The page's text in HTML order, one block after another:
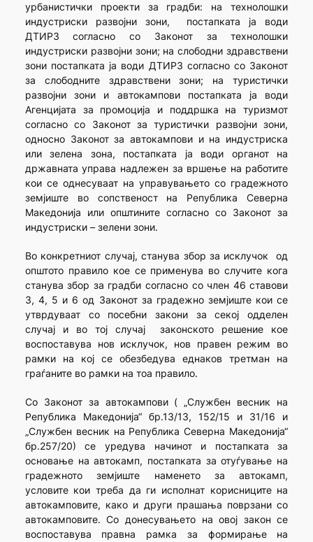
урбанистички проекти за градби: на технолошки
индустриски развојни зони, постапката ја води
ДТИРЗ согласно со Законот за технолошки
индустриски развојни зони; на слободни здравствени
зони постапката ја води ДТИРЗ согласно со Законот
за слободните здравствени зони; на туристички
развојни зони и автокампови постапката ја води
Агенцијата за промоција и поддршка на туризмот
согласно со Законот за туристички развојни зони,
односно Законот за автокампови и на индустриска
или зелена зона, постапката ја води органот на
државната управа надлежен за вршење на работите
кои се однесуваат на управувањето со градежното
земјиште во сопственост на Република Северна
Македонија или општините согласно со Законот за
индустриски – зелени зони.
Во конкретниот случај, станува збор за исклучок од
општото правило кое се применува во случите кога
станува збор за градби согласно со член 46 ставови
3, 4, 5 и 6 од Законот за градежно земјиште кои се
утврдуваат со посебни закони за секој одделен
случај и во тој случај законското решение кое
воспоставува нов исклучок, нов правен режим во
рамки на кој се обезбедува еднаков третман на
граѓаните во рамки на тоа правило.
Со Законот за автокампови ( „Службен весник на
Република Македонија“ бр.13/13, 152/15 и 31/16 и
„Службен весник на Република Северна Македонија“
бр.257/20) се уредува начинот и постапката за
основање на автокамп, постапката за отуѓување на
градежното земјиште наменето за автокамп,
условите кои треба да ги исполнат корисниците на
автокамповите, како и други прашања поврзани со
автокамповите. Со донесувањето на овој закон се
воспоставува правна рамка за формирање на